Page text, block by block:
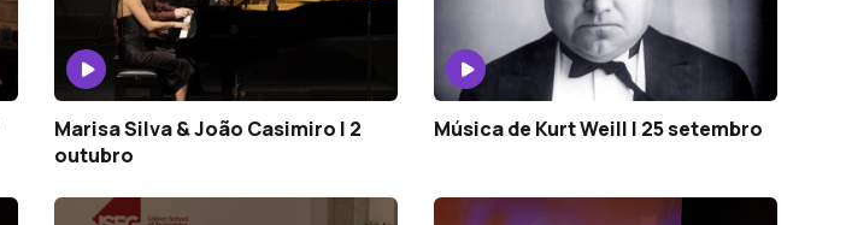
Marisa Silva & João Casimiro | 2
outubro
Música de Kurt Weill | 25 setembro